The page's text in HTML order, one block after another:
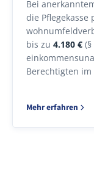
Bei
die Pflegekasse
bis zu 4.180 € (§
Berechtigten im
Mehr erfahren